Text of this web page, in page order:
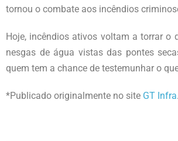
tornou o combate aos incêndios
Hoje, incêndios ativos voltam a torrar
nesgas de água vistas das pontes
quem tem a chance de testemunhar o
*Publicado originalmente no site GT Infra.